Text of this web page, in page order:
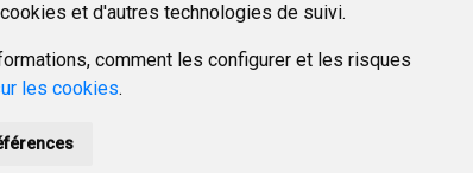
et d'autres technologies de suivi.
comment les configurer et les risques
les cookies.